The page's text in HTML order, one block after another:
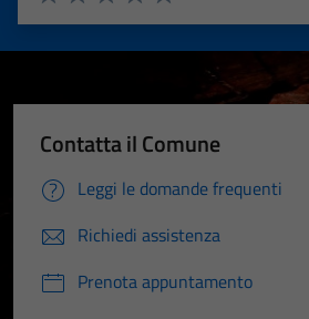
Valuta 5 stelle su 5
Valuta 4 stelle su 5
Valuta 3 stelle su 5
Valuta 2 stelle su 5
Valuta 1 stelle su 5
Contatta il Comune
Leggi le domande frequenti
Richiedi assistenza
Prenota appuntamento